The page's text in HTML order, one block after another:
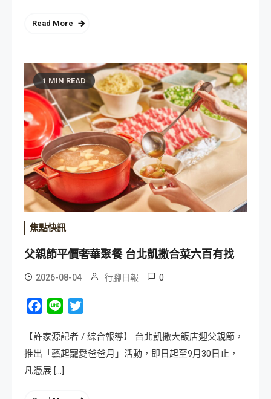
Read More
1 MIN READ
焦點快訊
父親節平價奢華聚餐 台北凱撒合菜六百有找
2026-08-04 行腳日報 0
Facebook
Line
【許家源記者 / 綜合報導】 台北凱撒大飯店迎父親節，
推出「藝起寵愛爸爸月」活動，即日起至9月30日止，
凡憑展 […]